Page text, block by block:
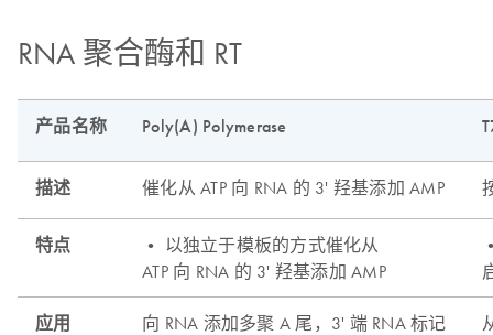
RNA 聚合酶和 RT